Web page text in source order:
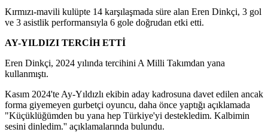
Kırmızı-mavili kulüpte 14 karşılaşmada süre alan Eren Dinkçi, 3 gol
ve 3 asistlik performansıyla 6 gole doğrudan etki etti.
AY-YILDIZI TERCİH ETTİ
Eren Dinkçi, 2024 yılında tercihini A Milli Takımdan yana
kullanmıştı.
Kasım 2024'te Ay-Yıldızlı ekibin aday kadrosuna davet edilen ancak
forma giyemeyen gurbetçi oyuncu, daha önce yaptığı açıklamada
"Küçüklüğümden bu yana hep Türkiye'yi destekledim. Kalbimin
sesini dinledim.'' açıklamalarında bulundu.